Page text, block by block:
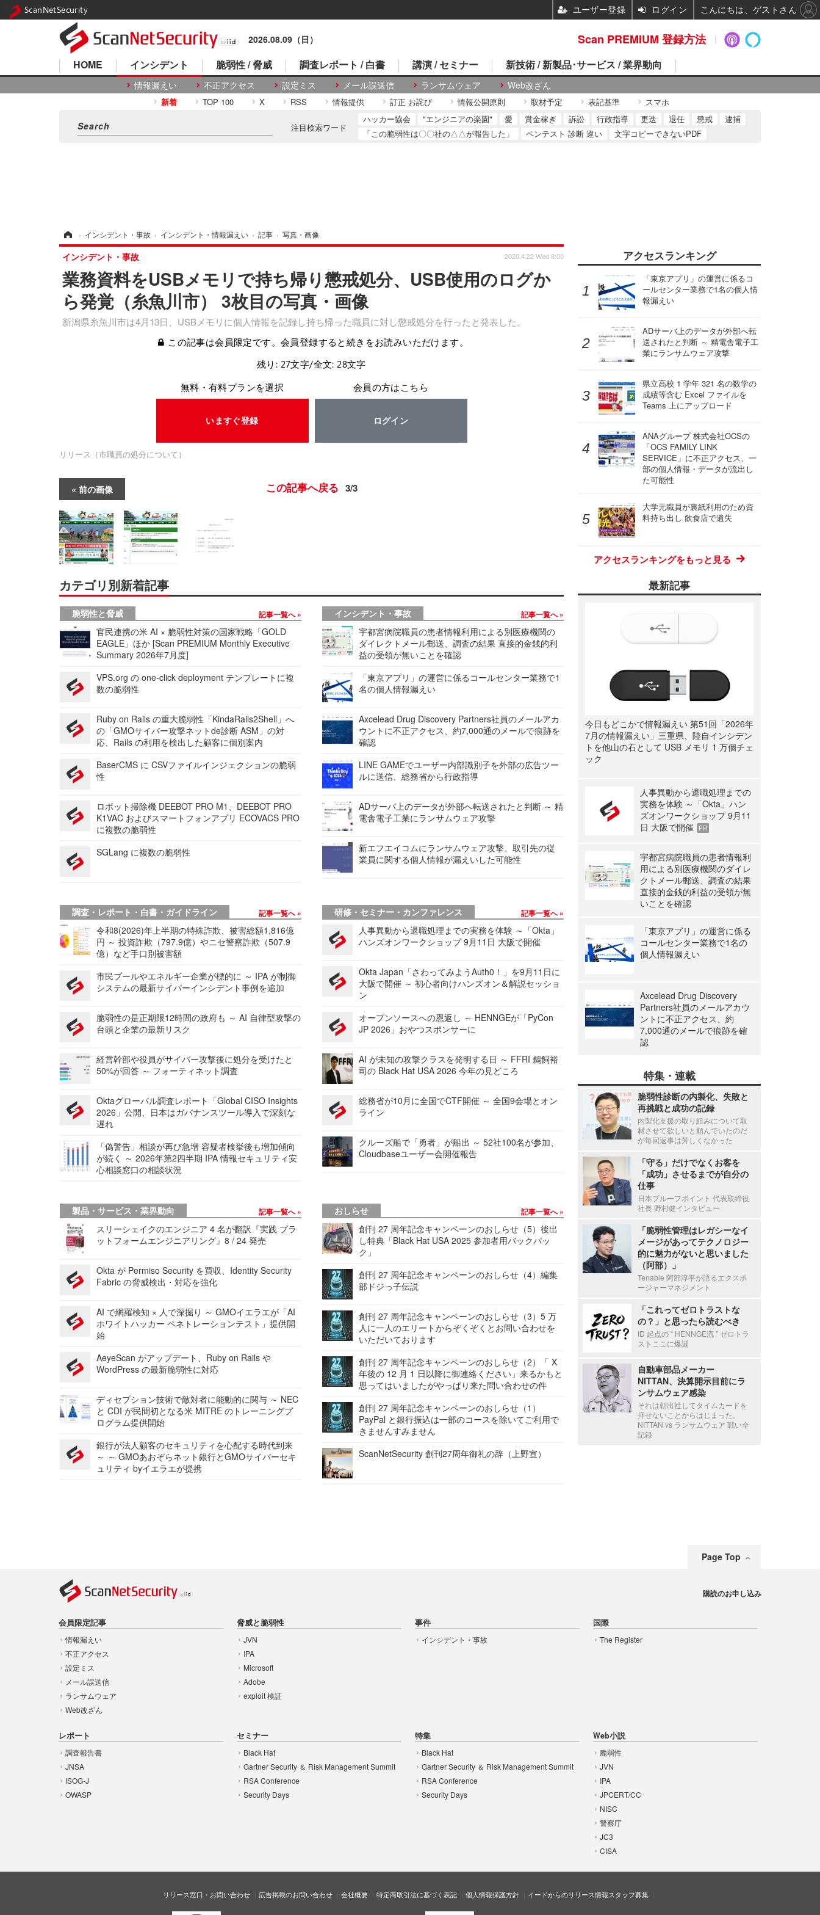
2026.08.09（日）
HOME インシデント
情報漏えい 不正アクセス 設定ミス メール誤送信 ランサムウェア Web改ざん
脆弱性 / 脅威 調査レポート / 白書 講演 / セミナー 新技術 / 新製品･サービス / 業界動向
新着 TOP 100 X RSS 情報提供 訂正 お詫び 情報公開原則 取材予定 表記基準 スマホ
注目検索ワード
ハッカー協会 "エンジニアの楽園" 愛 賞金稼ぎ 訴訟 行政指導 更迭 退任 懲戒
逮捕
「この脆弱性は〇〇社の△△が報告した」
ペンテスト 診断 違い 文字コピーできないPDF
› インシデント・事故 › インシデント・情報漏えい › 記事 › 写真・画像
業務資料をUSBメモリで持ち帰り懲戒処分、USB使用のログか
ら発覚（糸魚川市） 3枚目の写真・画像
新潟県糸魚川市は4月13日、USBメモリに個人情報を記録し持ち帰った職員に対し懲戒処分を行ったと発表した。
インシデント・事故 2020.4.22 Wed 8:00
この記事は会員限定です。会員登録すると続きをお読みいただけます。
残り: 27文字/全文: 28文字
無料・有料プランを選択
いますぐ登録
会員の方はこちら
ログイン
リリース（市職員の処分について）
前の画像 この記事へ戻る 3/3
カテゴリ別新着記事
脆弱性と脅威 記事一覧へ
官民連携の米 AI × 脆弱性対策の国家戦略「GOLD
EAGLE」ほか [Scan PREMIUM Monthly Executive
Summary 2026年7月度]
VPS.org の one-click deployment テンプレートに複
数の脆弱性
Ruby on Rails の重大脆弱性「KindaRails2Shell」へ
の「GMOサイバー攻撃ネットde診断 ASM」の対
応、Rails の利用を検出した顧客に個別案内
BaserCMS に CSVファイルインジェクションの脆弱
性
ロボット掃除機 DEEBOT PRO M1、DEEBOT PRO
K1VAC およびスマートフォンアプリ ECOVACS PRO
に複数の脆弱性
SGLang に複数の脆弱性
インシデント・事故 記事一覧へ
宇都宮病院職員の患者情報利用による別医療機関の
ダイレクトメール郵送、調査の結果 直接的金銭的利
益の受領が無いことを確認
「東京アプリ」の運営に係るコールセンター業務で1
名の個人情報漏えい
Axcelead Drug Discovery Partners社員のメールアカ
ウントに不正アクセス、約7,000通のメールで痕跡を
確認
LINE GAMEでユーザー内部識別子を外部の広告ツー
ルに送信、総務省から行政指導
ADサーバ上のデータが外部へ転送されたと判断 ～ 精
電舎電子工業にランサムウェア攻撃
新エフエイコムにランサムウェア攻撃、取引先の従
業員に関する個人情報が漏えいした可能性
調査・レポート・白書・ガイドライン 記事一覧へ
令和8(2026)年上半期の特殊詐欺、被害総額1,816億
円 ～ 投資詐欺（797.9億）やニセ警察詐欺（507.9
億）など手口別被害額
市民プールやエネルギー企業が標的に ～ IPA が制御
システムの最新サイバーインシデント事例を追加
脆弱性の是正期限12時間の政府も ～ AI 自律型攻撃の
台頭と企業の最新リスク
経営幹部や役員がサイバー攻撃後に処分を受けたと
50%が回答 ～ フォーティネット調査
Oktaグローバル調査レポート「Global CISO Insights
2026」公開、日本はガバナンスツール導入で深刻な
遅れ
「偽警告」相談が再び急増 容疑者検挙後も増加傾向
が続く ～ 2026年第2四半期 IPA 情報セキュリティ安
心相談窓口の相談状況
研修・セミナー・カンファレンス 記事一覧へ
人事異動から退職処理までの実務を体験 ～「Okta」
ハンズオンワークショップ 9月11日 大阪で開催
Okta Japan「さわってみようAuth0！」を9月11日に
大阪で開催 ～ 初心者向けハンズオン＆解説セッショ
ン
オープンソースへの恩返し ～ HENNGEが「PyCon
JP 2026」おやつスポンサーに
AI が未知の攻撃クラスを発明する日 ～ FFRI 鵜飼裕
司の Black Hat USA 2026 今年の見どころ
総務省が10月に全国でCTF開催 ～ 全国9会場とオン
ライン
クルーズ船で「勇者」が船出 ～ 52社100名が参加、
Cloudbaseユーザー会開催報告
製品・サービス・業界動向 記事一覧へ
スリーシェイクのエンジニア 4 名が翻訳『実践 プラ
ットフォームエンジニアリング』8 / 24 発売
Okta が Permiso Security を買収、Identity Security
Fabric の脅威検出・対応を強化
AI で網羅検知 × 人で深掘り ～ GMOイエラエが「AI
ホワイトハッカー ペネトレーションテスト」提供開
始
AeyeScan がアップデート、Ruby on Rails や
WordPress の最新脆弱性に対応
ディセプション技術で敵対者に能動的に関与 ～ NEC
と CDI が民間初となる米 MITRE のトレーニングプ
ログラム提供開始
銀行が法人顧客のセキュリティを心配する時代到来
～ ～ GMOあおぞらネット銀行とGMOサイバーセキ
ュリティ byイエラエが提携
おしらせ 記事一覧へ
創刊 27 周年記念キャンペーンのおしらせ（5）後出
し特典「Black Hat USA 2025 参加者用バックパッ
ク」
創刊 27 周年記念キャンペーンのおしらせ（4）編集
部ドジっ子伝説
創刊 27 周年記念キャンペーンのおしらせ（3）5 万
人に一人のエリートからぞくぞくとお問い合わせを
いただいております
創刊 27 周年記念キャンペーンのおしらせ（2）「 X
年後の 12 月 1 日以降に御連絡ください」来るかもと
思ってはいましたがやっぱり来た問い合わせの件
創刊 27 周年記念キャンペーンのおしらせ（1）
PayPal と銀行振込は一部のコースを除いてご利用で
きませんすみません
ScanNetSecurity 創刊27周年御礼の辞（上野宣）
アクセスランキング
「東京アプリ」の運営に係るコ
ールセンター業務で1名の個人情
報漏えい
ADサーバ上のデータが外部へ転
送されたと判断 ～ 精電舎電子工
業にランサムウェア攻撃
県立高校 1 学年 321 名の数学の
成績等含む Excel ファイルを
Teams 上にアップロード
ANAグループ 株式会社OCSの
「OCS FAMILY LINK
SERVICE」に不正アクセス、一
部の個人情報・データが流出し
た可能性
大学元職員が裏紙利用のため資
料持ち出し 飲食店で遺失
アクセスランキングをもっと見る
最新記事
今日もどこかで情報漏えい 第51回「2026年
7月の情報漏えい」三重県、陸自インシデン
トを他山の石として USB メモリ 1 万個チェ
ック
人事異動から退職処理までの
実務を体験 ～「Okta」ハン
ズオンワークショップ 9月11
日 大阪で開催
PR
宇都宮病院職員の患者情報利
用による別医療機関のダイレ
クトメール郵送、調査の結果
直接的金銭的利益の受領が無
いことを確認
「東京アプリ」の運営に係る
コールセンター業務で1名の
個人情報漏えい
Axcelead Drug Discovery
Partners社員のメールアカウ
ントに不正アクセス、約
7,000通のメールで痕跡を確
認
特集・連載
脆弱性診断の内製化、失敗と
再挑戦と成功の記録
内製化支援の取り組みについて取
材させて欲しいと頼んでいたのだ
が毎回返事は芳しくなかった
「守る」だけでなくお客を
「成功」させるまでが自分の
仕事
日本プルーフポイント 代表取締役
社長 野村健インタビュー
「脆弱性管理はレガシーなイ
メージがあってテクノロジー
的に魅力がないと思いました
（阿部）」
Tenable 阿部淳平が語るエクスポ
ージャーマネジメント
「これってゼロトラストな
の？」と思ったら読むべき
ID 起点の “ HENNGE流 ” ゼロトラ
ストここに爆誕
自動車部品メーカー
NITTAN、決算開示目前にラ
ンサムウェア感染
それは朝出社してタイムカードを
押せないことからはじまった。
NITTAN vs ランサムウェア 戦い全
記録
Page Top
会員限定記事
情報漏えい
不正アクセス
設定ミス
メール誤送信
ランサムウェア
Web改ざん
脅威と脆弱性
JVN
IPA
Microsoft
Adobe
exploit 検証
事件
インシデント・事故
国際
The Register
レポート
調査報告書
JNSA
ISOG-J
OWASP
セミナー
Black Hat
Gartner Security ＆ Risk Management Summit
RSA Conference
Security Days
特集
Black Hat
Gartner Security ＆ Risk Management Summit
RSA Conference
Security Days
Web小説
脆弱性
JVN
IPA
JPCERT/CC
NISC
警察庁
JC3
CISA
購読のお申し込み
リリース窓口・お問い合わせ 広告掲載のお問い合わせ 会社概要 特定商取引法に基づく表記 個人情報保護方針 イードからのリリース情報スタッフ募集
Scan PREMIUM 登録方法
ScanNetSecurity ユーザー登録 ログイン こんにちは、ゲストさん